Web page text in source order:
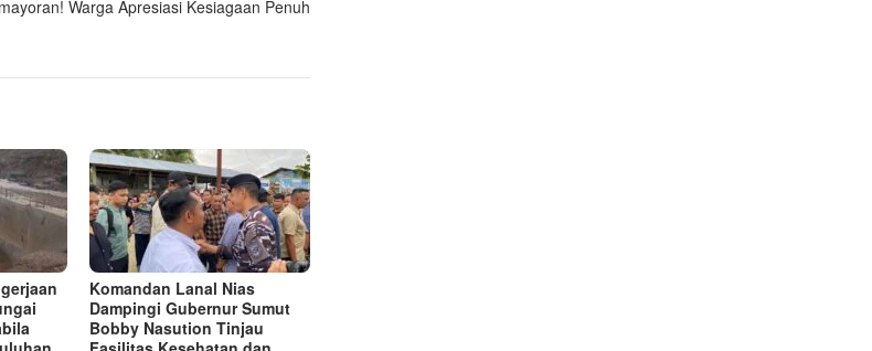
Warga Apresiasi Kesiagaan Penuh
Komandan Lanal Nias
Dampingi Gubernur Sumut
Bobby Nasution Tinjau